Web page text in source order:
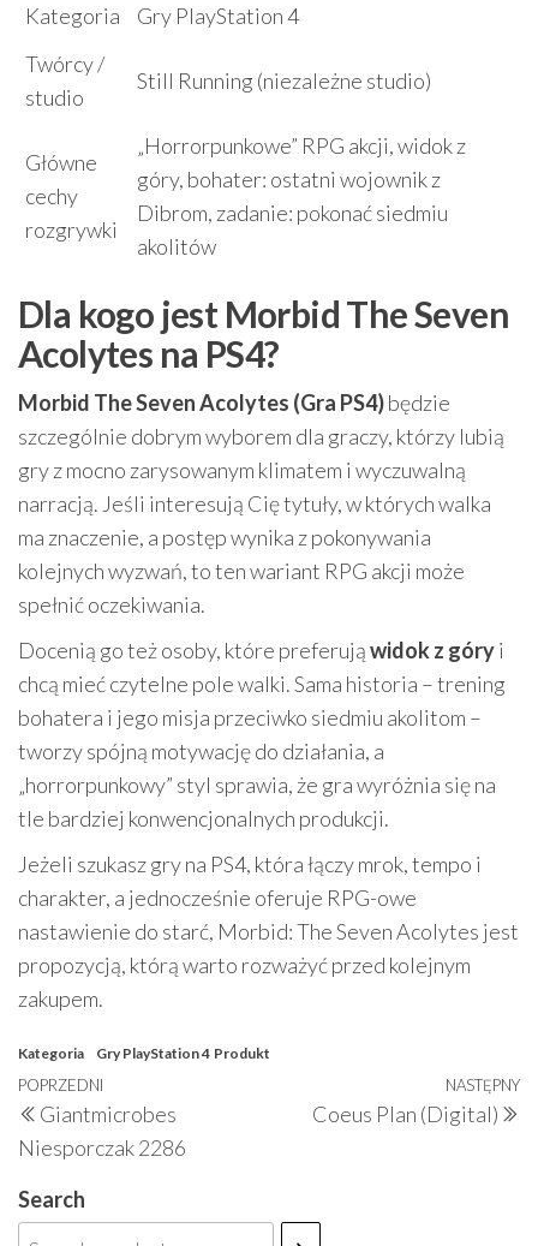
Kategoria
Gry PlayStation 4
Twórcy /
studio
Still Running (niezależne studio)
Główne
cechy
rozgrywki
„Horrorpunkowe” RPG akcji, widok z
góry, bohater: ostatni wojownik z
Dibrom, zadanie: pokonać siedmiu
akolitów
Dla kogo jest Morbid The Seven
Acolytes na PS4?
Morbid The Seven Acolytes (Gra PS4)będzie
szczególnie dobrym wyborem dla graczy, którzy lubią
gry z mocno zarysowanym klimatem i wyczuwalną
narracją. Jeśli interesują Cię tytuły, w których walka
ma znaczenie, a postęp wynika z pokonywania
kolejnych wyzwań, to ten wariant RPG akcji może
spełnić oczekiwania.
Docenią go też osoby, które preferująwidok z góryi
chcą mieć czytelne pole walki. Sama historia – trening
bohatera i jego misja przeciwko siedmiu akolitom –
tworzy spójną motywację do działania, a
„horrorpunkowy” styl sprawia, że gra wyróżnia się na
tle bardziej konwencjonalnych produkcji.
Jeżeli szukasz gry na PS4, która łączy mrok, tempo i
charakter, a jednocześnie oferuje RPG-owe
nastawienie do starć, Morbid: The Seven Acolytes jest
propozycją, którą warto rozważyć przed kolejnym
zakupem.
Kategoria Gry PlayStation 4 Produkt
Nawigacja
wpisu
Poprzedni
wpis
POPRZEDNI
Giantmicrobes
Niesporczak 2286
NASTĘPNY
Coeus Plan (Digital)
Search